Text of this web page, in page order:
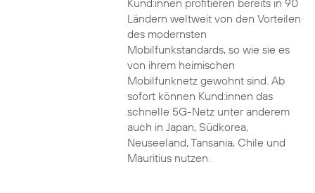
Kund:innen profitieren bereits in 90
Ländern weltweit von den Vorteilen
des modernsten
Mobilfunkstandards, so wie sie es
von ihrem heimischen
Mobilfunknetz gewohnt sind. Ab
sofort können Kund:innen das
schnelle 5G-Netz unter anderem
auch in Japan, Südkorea,
Neuseeland, Tansania, Chile und
Mauritius nutzen.